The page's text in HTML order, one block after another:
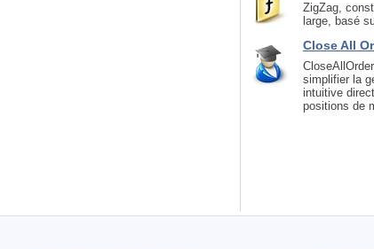
ZigZag,
large, basé
Close All
simplifier la
intuitive
positions de